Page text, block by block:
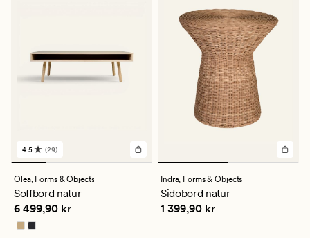
29
omdömen
med
ett
genomsnittligt
betyg
på
4.5
4.5 (29)
Olea, Forms & Objects
Soffbord natur
Pris 6 499,90 kr
6 499,90 kr
Indra, Forms & Objects
Sidobord natur
Pris 1 399,90 kr
1 399,90 kr